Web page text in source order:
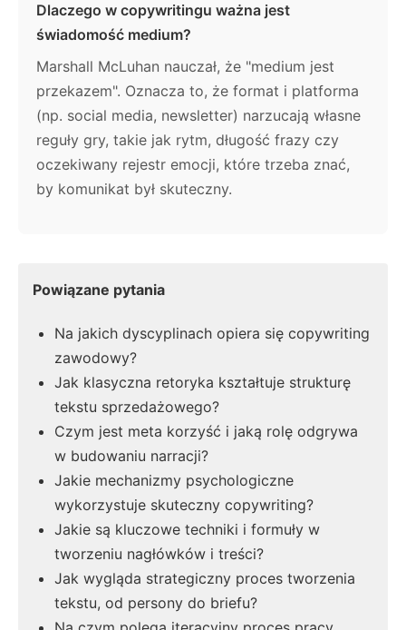
Dlaczego w copywritingu ważna jest
świadomość medium?
Marshall McLuhan nauczał, że "medium jest
przekazem". Oznacza to, że format i platforma
(np. social media, newsletter) narzucają własne
reguły gry, takie jak rytm, długość frazy czy
oczekiwany rejestr emocji, które trzeba znać,
by komunikat był skuteczny.
Powiązane pytania
Na jakich dyscyplinach opiera się copywriting
zawodowy?
Jak klasyczna retoryka kształtuje strukturę
tekstu sprzedażowego?
Czym jest meta korzyść i jaką rolę odgrywa
w budowaniu narracji?
Jakie mechanizmy psychologiczne
wykorzystuje skuteczny copywriting?
Jakie są kluczowe techniki i formuły w
tworzeniu nagłówków i treści?
Jak wygląda strategiczny proces tworzenia
tekstu, od persony do briefu?